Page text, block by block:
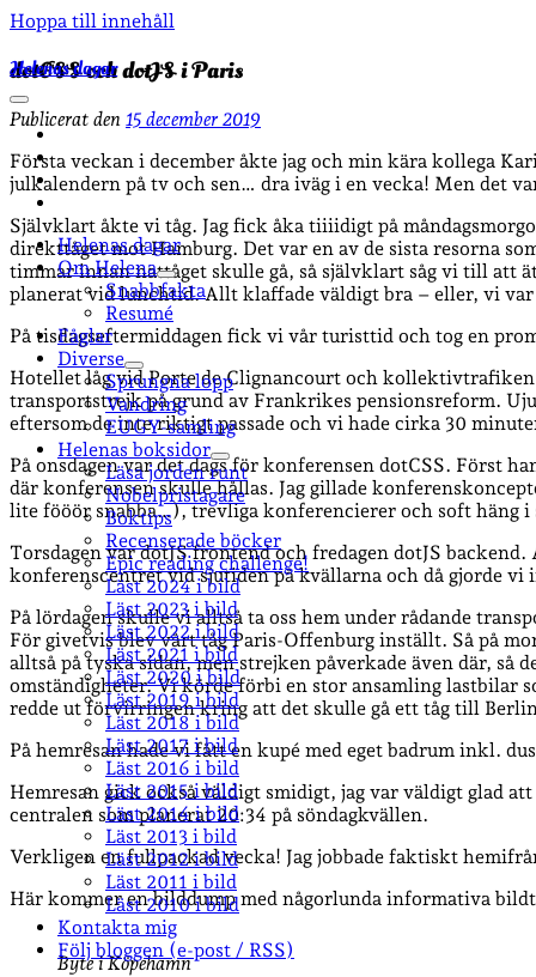
Hoppa till innehåll
Helenas dagar
öppna
primärfacebook
instagram
email-
goodreads
Helenas dagar
Om Helena
öppna
undermeny
Snabbfakta
Resumé
Fåglar
Diverse
öppna
undermeny
Sprungna lopp
Vandring
EUGY-samling
Helenas boksidor
öppna
undermeny
Läsa jorden runt
Nobelpristagare
Boktips
Recenserade böcker
Epic reading challenge!
Läst 2024 i bild
Läst 2023 i bild
Läst 2022 i bild
Läst 2021 i bild
Läst 2020 i bild
Läst 2019 i bild
Läst 2018 i bild
Läst 2017 i bild
Läst 2016 i bild
Läst 2015 i bild
Läst 2014 i bild
Läst 2013 i bild
Läst 2012 i bild
Läst 2011 i bild
Läst 2010 i bild
Kontakta mig
Följ bloggen (e-post / RSS)
dotCSS och dotJS i Paris
Publicerat den 15 december 2019
Första veckan i december åkte jag och min kära kollega
julkalendern på tv och sen… dra iväg i en vecka! Men det
Självklart åkte vi tåg. Jag fick åka tiiiidigt på
direkttåget mot Hamburg. Det var en av de sista resorna
timmar innan nattåget skulle gå, så självklart såg vi till att
planerat vid lunchtid. Allt klaffade väldigt bra – eller, vi
På tisdagseftermiddagen fick vi vår turisttid och tog en
Hotellet låg vid Porte de Clignancourt och
transportstrejk på grund av Frankrikes pensionsreform.
eftersom de inte riktigt passade och vi hade cirka 30
På onsdagen var det dags för konferensen dotCSS. Först
där konferensen skulle hållas. Jag gillade
lite fööör snabba…), trevliga konferencierer och soft häng i
Torsdagen var dotJS frontend och fredagen dotJS
konferenscentret vid sjutiden på kvällarna och då gjorde
På lördagen skulle vi alltså ta oss hem under rådande
För givetvis blev vårt tåg Paris-Offenburg inställt. Så på
alltså på tyska sidan, men strejken påverkade även där,
omständigheter. Vi körde förbi en stor ansamling lastbilar
redde ut förvirringen kring att det skulle gå ett tåg till
På hemresan hade vi fått en kupé med eget badrum inkl.
Hemresan gick också väldigt smidigt, jag var väldigt glad
centralen som planerat 20:34 på söndagkvällen.
Verkligen en fullpackad vecka! Jag jobbade faktiskt
Här kommer en bilddump med någorlunda informativa
Byte i Köpehamn